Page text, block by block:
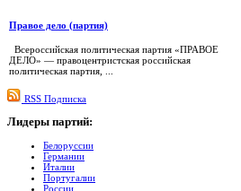
Правое дело (партия)
Всероссийская политическая партия «ПРАВОЕ
ДЕЛО» — правоцентристская российская
политическая партия, ...
RSS Подписка
Лидеры партий:
Белоруссии
Германии
Италии
Португалии
России